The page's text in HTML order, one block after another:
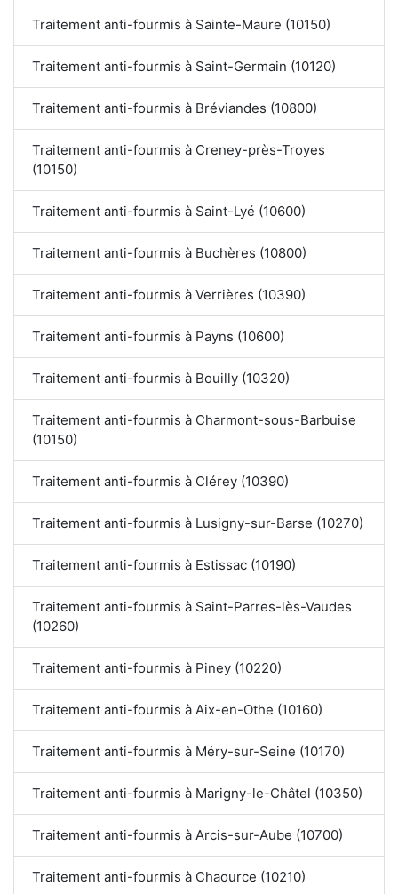
Traitement anti-fourmis à Sainte-Maure (10150)
Traitement anti-fourmis à Saint-Germain (10120)
Traitement anti-fourmis à Bréviandes (10800)
Traitement anti-fourmis à Creney-près-Troyes
(10150)
Traitement anti-fourmis à Saint-Lyé (10600)
Traitement anti-fourmis à Buchères (10800)
Traitement anti-fourmis à Verrières (10390)
Traitement anti-fourmis à Payns (10600)
Traitement anti-fourmis à Bouilly (10320)
Traitement anti-fourmis à Charmont-sous-Barbuise
(10150)
Traitement anti-fourmis à Clérey (10390)
Traitement anti-fourmis à Lusigny-sur-Barse (10270)
Traitement anti-fourmis à Estissac (10190)
Traitement anti-fourmis à Saint-Parres-lès-Vaudes
(10260)
Traitement anti-fourmis à Piney (10220)
Traitement anti-fourmis à Aix-en-Othe (10160)
Traitement anti-fourmis à Méry-sur-Seine (10170)
Traitement anti-fourmis à Marigny-le-Châtel (10350)
Traitement anti-fourmis à Arcis-sur-Aube (10700)
Traitement anti-fourmis à Chaource (10210)